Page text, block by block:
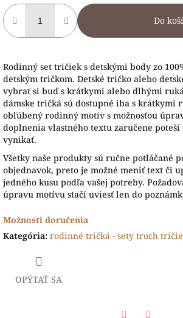
Do
Rodinný set tričiek s detskými body zo
detským tričkom. Detské tričko alebo
vybrať si buď s krátkymi alebo dlhými
dámske tričká sú dostupné iba s krátkymi
obľúbený rodinný motív s možnosťou
doplnenia vlastného textu zaručene
vynikať.
Všetky naše produkty sú ručne potláčané
objednavok, preto je možné meniť text či
jedného kusu podľa vašej potreby.
úpravu motívu stačí uviesť len do
Možnosti doručenia
Kategória: rodinné tričká - sety troch
OPÝTAŤ SA